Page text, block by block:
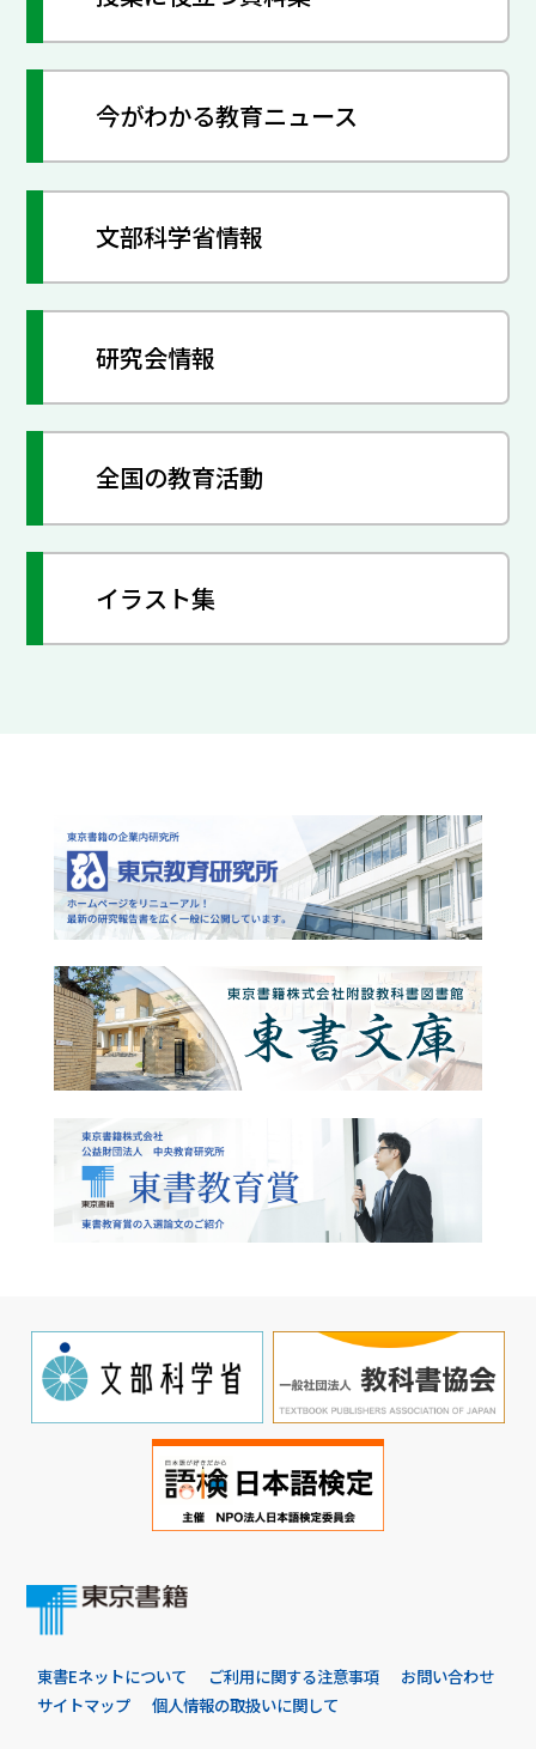
今がわかる教育ニュース
文部科学省情報
研究会情報
全国の教育活動
イラスト集
東書Eネットについて ご利用に関する注意事項
お問い合わせ
サイトマップ
個人情報の取扱いに関して